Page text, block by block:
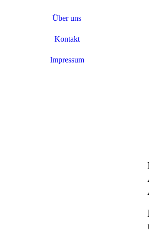
Über uns
Kontakt
Impressum